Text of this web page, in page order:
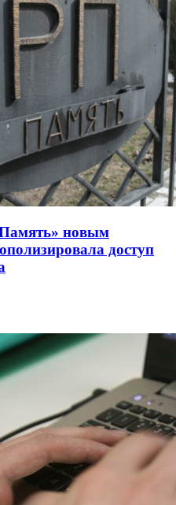
новым
доступ